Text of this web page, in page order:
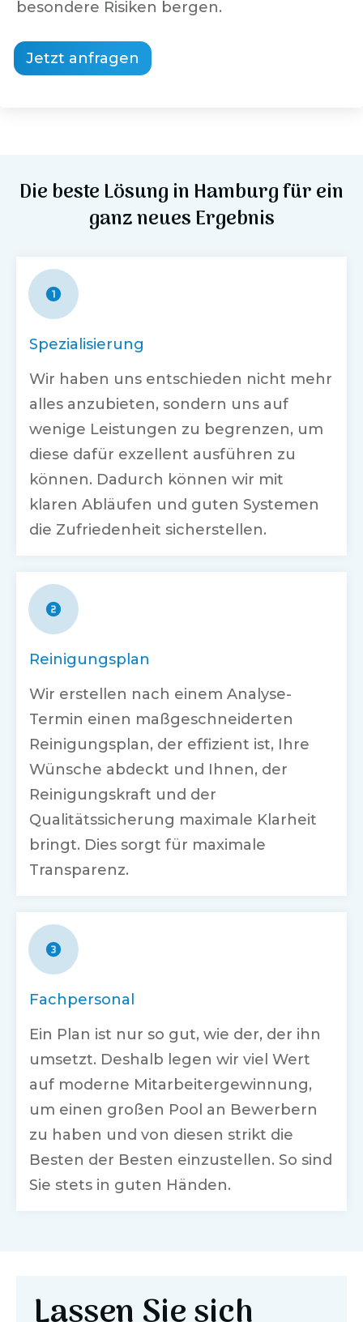
besondere Risiken bergen.
Jetzt anfragen
Die beste Lösung inHamburgfür ein
ganz neues Ergebnis
Spezialisierung
Wir haben uns entschieden nicht mehr
alles anzubieten, sondern uns auf
wenige Leistungen zu begrenzen, um
diese dafür exzellent ausführen zu
können. Dadurch können wir mit
klaren Abläufen und guten Systemen
die Zufriedenheit sicherstellen.
Reinigungsplan
Wir erstellen nach einem Analyse-
Termin einen maßgeschneiderten
Reinigungsplan, der effizient ist, Ihre
Wünsche abdeckt und Ihnen, der
Reinigungskraft und der
Qualitätssicherung maximale Klarheit
bringt. Dies sorgt für maximale
Transparenz.
Fachpersonal
Ein Plan ist nur so gut, wie der, der ihn
umsetzt. Deshalb legen wir viel Wert
auf moderne Mitarbeitergewinnung,
um einen großen Pool an Bewerbern
zu haben und von diesen strikt die
Besten der Besten einzustellen. So sind
Sie stets in guten Händen.